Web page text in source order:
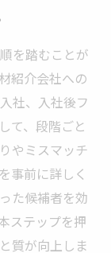
を強化
べき点
最適化
改善する
する方法
の注意点
な落とし穴
すべき流れ
を踏むことが
紹介会社への
社、入社後フ
て、段階ごと
やミスマッチ
事前に詳しく
た候補者を効
ステップを押
質が向上しま